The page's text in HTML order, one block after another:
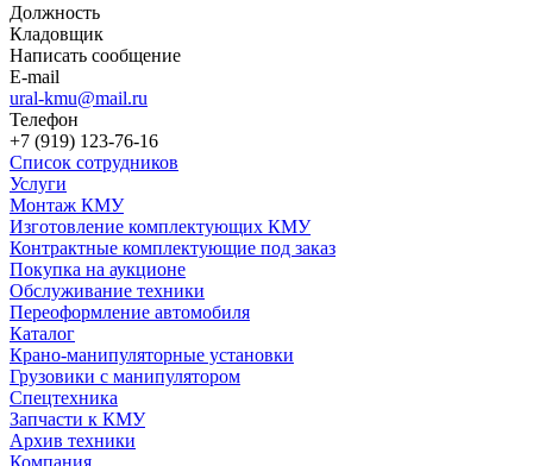
Должность
Кладовщик
Написать сообщение
E-mail
ural-kmu@mail.ru
Телефон
+7 (919) 123-76-16
Список сотрудников
Услуги
Монтаж КМУ
Изготовление комплектующих КМУ
Контрактные комплектующие под заказ
Покупка на аукционе
Обслуживание техники
Переоформление автомобиля
Каталог
Крано-манипуляторные установки
Грузовики с манипулятором
Спецтехника
Запчасти к КМУ
Архив техники
Компания